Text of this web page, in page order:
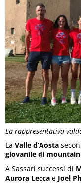
La rappresentativa
LaValle d’Aosta
giovanile di
A Sassari successi di
Aurora Lecca e Joel